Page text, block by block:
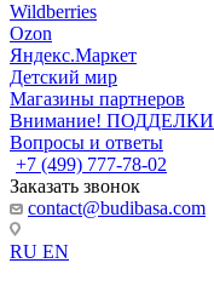
Wildberries
Ozon
Яндекс.Маркет
Детский мир
Магазины партнеров
Внимание! ПОДДЕЛКИ
Вопросы и ответы
+7 (499) 777-78-02
Заказать звонок
contact@budibasa.com
RU EN